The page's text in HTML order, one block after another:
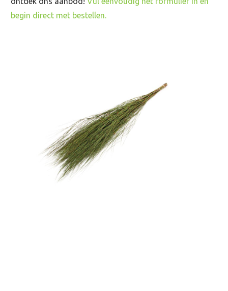
begin direct met bestellen.